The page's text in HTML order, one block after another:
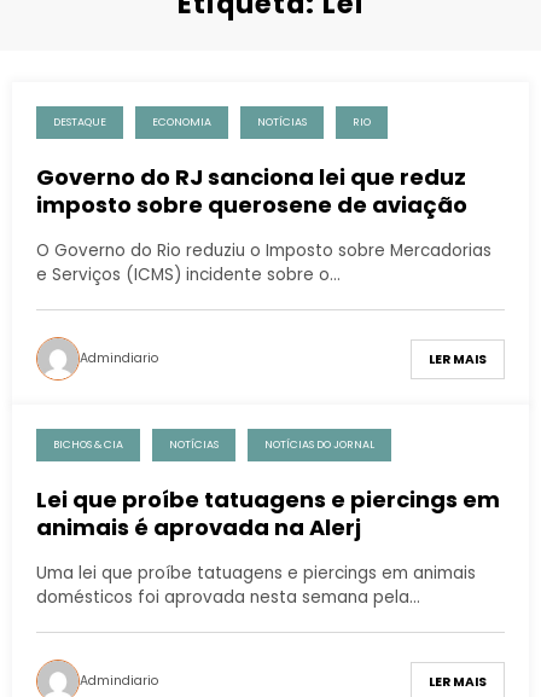
DESTAQUE ECONOMIA NOTÍCIAS RIO
Governo do RJ sanciona lei que reduz
imposto sobre querosene de aviação
O Governo do Rio reduziu o Imposto sobre Mercadorias
e Serviços (ICMS) incidente sobre o…
Admindiario LER MAIS
BICHOS & CIA NOTÍCIAS NOTÍCIAS DO JORNAL
Lei que proíbe tatuagens e piercings em
animais é aprovada na Alerj
Uma lei que proíbe tatuagens e piercings em animais
domésticos foi aprovada nesta semana pela…
Admindiario LER MAIS